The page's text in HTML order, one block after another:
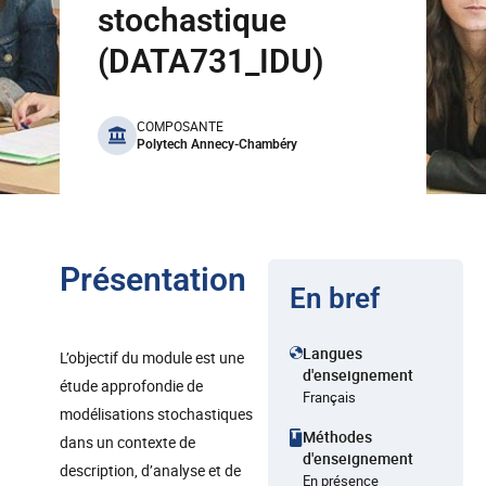
stochastique
(DATA731_IDU)
benefits
COMPOSANTE
Polytech Annecy-Chambéry
Présentation
L’objectif du module est une
étude approfondie de
modélisations stochastiques
dans un contexte de
description, d’analyse et de
En bref
Langues
d'enseignement
Français
Méthodes
d'enseignement
En présence